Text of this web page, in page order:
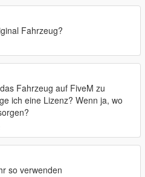
Fahrzeug?
Fahrzeug auf FiveM zu
ich eine Lizenz? Wenn ja, wo
so verwenden